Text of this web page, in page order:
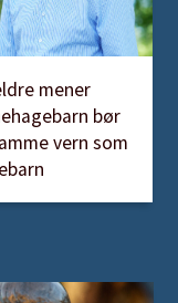
mener
bør
vern som